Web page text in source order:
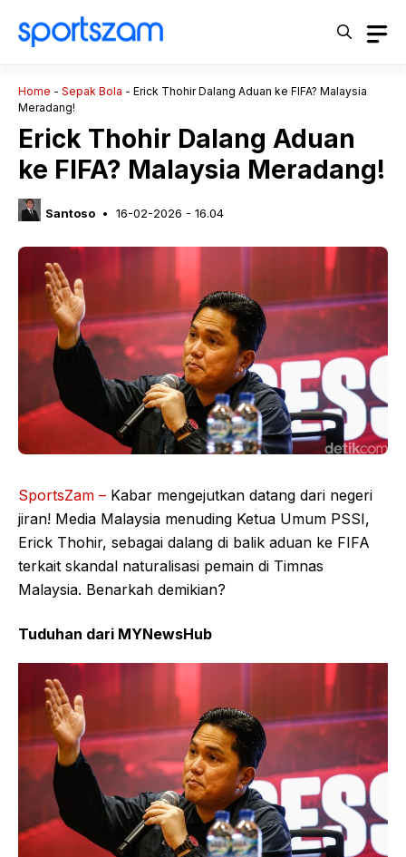
Home - Sepak Bola - Erick Thohir Dalang Aduan ke FIFA? Malaysia
Meradang!
Erick Thohir Dalang Aduan
ke FIFA? Malaysia Meradang!
Santoso 16-02-2026 - 16.04
SportsZam – Kabar mengejutkan datang dari negeri
jiran! Media Malaysia menuding Ketua Umum PSSI,
Erick Thohir, sebagai dalang di balik aduan ke FIFA
terkait skandal naturalisasi pemain di Timnas
Malaysia. Benarkah demikian?
Tuduhan dari MYNewsHub